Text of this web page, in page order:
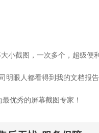
小截图，一次多个，超级便利
眼人都看得到我的文档报
优秀的屏幕截图专家！